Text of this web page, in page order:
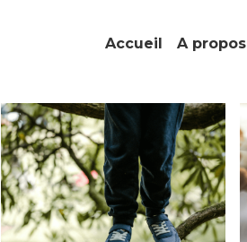
Accueil A propos
Toutes lumière Guérison